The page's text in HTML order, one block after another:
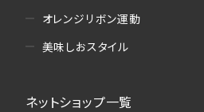
オレンジリボン運動
美味しおスタイル
ネットショップ一覧